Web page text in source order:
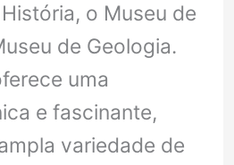
o Museu de
de Geologia.
uma
e fascinante,
variedade de